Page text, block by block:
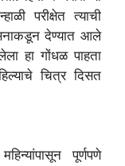
परीक्षेत त्याची
देण्यात आले
हा गोंधळ पाहता
चित्र दिसत
पूर्णपणे